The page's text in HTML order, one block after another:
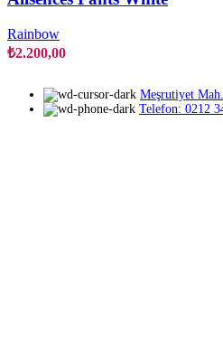
sayfasından
seçilebilir
Rainbow
₺2.200,00
Meşrutiyet
Telefon: 0212